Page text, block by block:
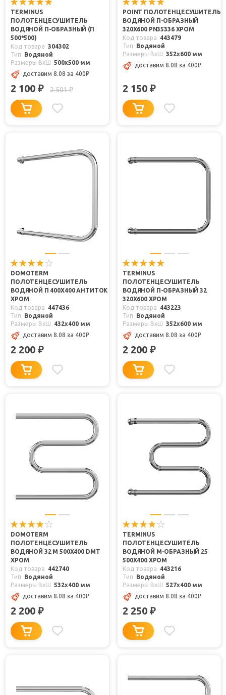
TERMINUS
ПОЛОТЕНЦЕСУШИТЕЛЬ
ВОДЯНОЙ П-ОБРАЗНЫЙ (П
500*500)
Код товара 304302
Тип
Водяной
Размеры ВxШ 500x500 мм
доставим 8.08 за 400₽
2 100 ₽ 2 501₽
POINT ПОЛОТЕНЦЕСУШИТЕЛЬ
ВОДЯНОЙ П-ОБРАЗНЫЙ
320X600 PN35336 ХРОМ
Код товара
443479
Тип
Водяной
Размеры ВxШ 352x600 мм
доставим 8.08 за 400₽
2 150 ₽
DOMOTERM
ПОЛОТЕНЦЕСУШИТЕЛЬ
ВОДЯНОЙ П 400X400 АНТИТОК
ХРОМ
Код товара
447436
Тип
Водяной
Размеры ВxШ
432x400 мм
доставим 8.08 за 400₽
2 200 ₽
TERMINUS
ПОЛОТЕНЦЕСУШИТЕЛЬ
ВОДЯНОЙ П-ОБРАЗНЫЙ 32
320X600 ХРОМ
Код товара
443223
Тип
Водяной
Размеры ВxШ 352x600 мм
доставим 8.08 за 400₽
2 200 ₽
DOMOTERM
ПОЛОТЕНЦЕСУШИТЕЛЬ
ВОДЯНОЙ 32 М 500X400 DMT
ХРОМ
Код товара
442740
Тип
Водяной
Размеры ВxШ 532x400 мм
доставим 8.08 за 400₽
2 200 ₽
TERMINUS
ПОЛОТЕНЦЕСУШИТЕЛЬ
ВОДЯНОЙ М-ОБРАЗНЫЙ 25
500X400 ХРОМ
Код товара
443216
Тип
Водяной
Размеры ВxШ 527x400 мм
доставим 8.08 за 400₽
2 250 ₽